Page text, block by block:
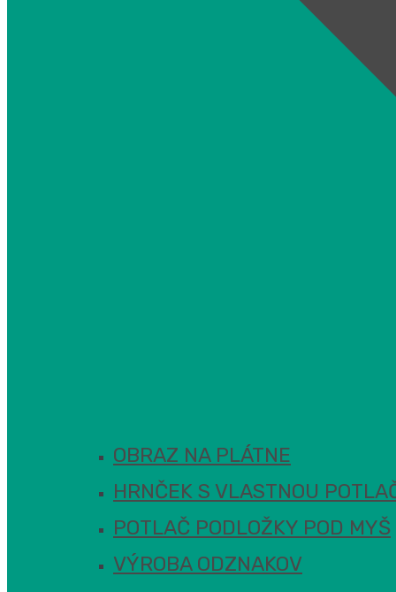
OBRAZ NA PLÁTNE
HRNČEK S VLASTNOU
POTLAČ PODLOŽKY POD MYŠ
VÝROBA ODZNAKOV